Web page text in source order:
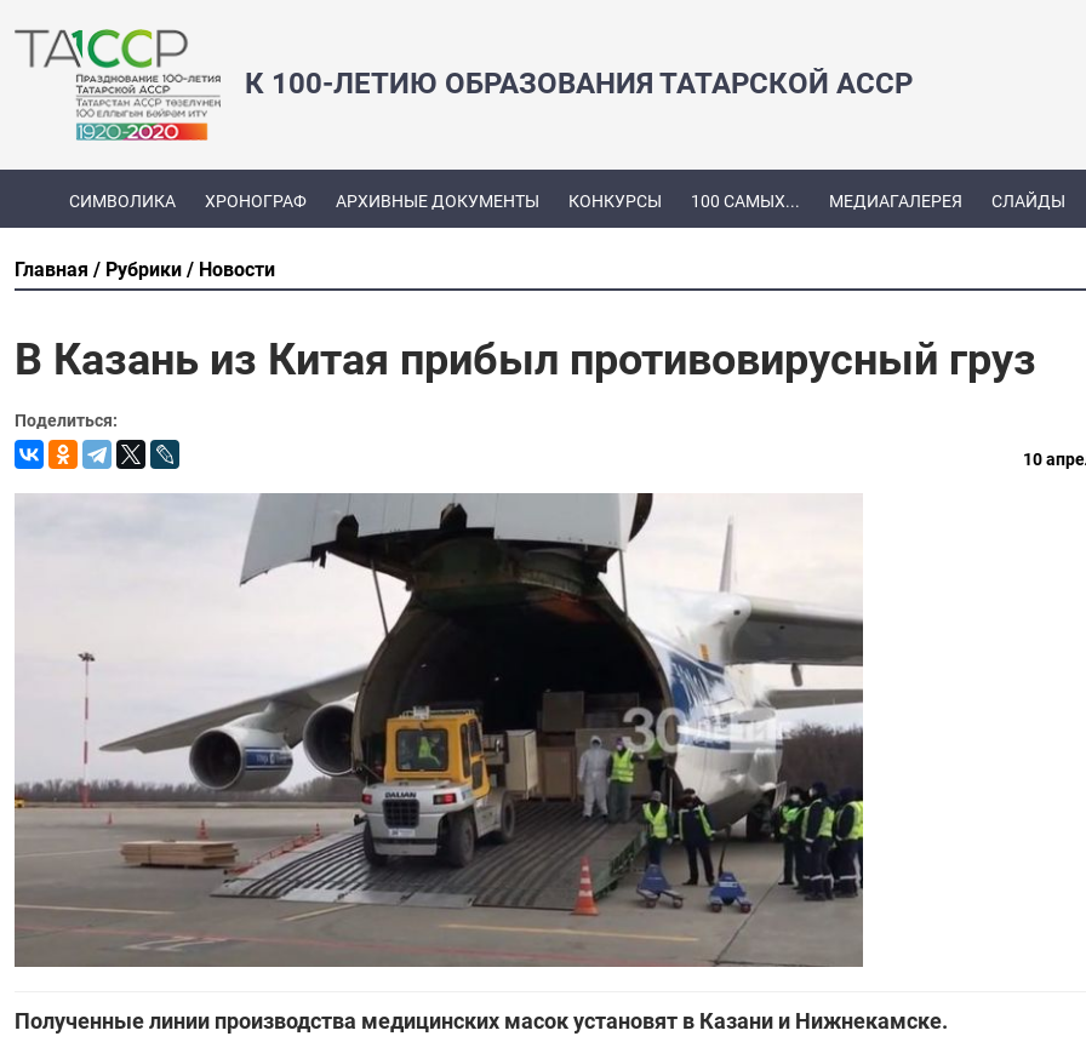
К 100-ЛЕТИЮ ОБРАЗОВАНИЯ ТАТАРСКОЙ АССР
СИМВОЛИКА ХРОНОГРАФ АРХИВНЫЕ ДОКУМЕНТЫ КОНКУРСЫ 100 САМЫХ... МЕДИАГАЛЕРЕЯ СЛАЙДЫ
Главная Рубрики Новости
В Казань из Китая прибыл противовирусный груз
Поделиться:
10
Полученные линии производства медицинских масок установят в Казани и Нижнекамске.